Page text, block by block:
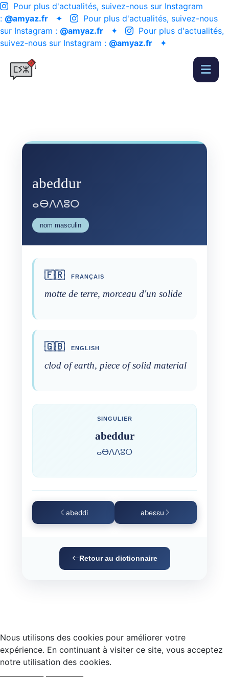
Pour plus d'actualités, suivez-nous sur Instagram
: @amyaz.fr ✦
Pour plus d'actualités, suivez-nous
sur Instagram : @amyaz.fr ✦
Pour plus d'actualités,
suivez-nous sur Instagram : @amyaz.fr ✦
abeddur
ⴰⴱⴷⴷⵓⵔ
nom masculin
🇫🇷 FRANÇAIS
motte de terre, morceau d'un solide
🇬🇧 ENGLISH
clod of earth, piece of solid material
SINGULIER
abeddur
ⴰⴱⴷⴷⵓⵔ
abeddi abeɛɛu
Retour au dictionnaire
Nous utilisons des cookies pour améliorer votre
expérience. En continuant à visiter ce site, vous acceptez
notre utilisation des cookies.